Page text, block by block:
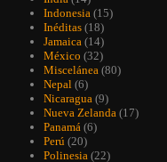
Indonesia (15)
Inéditas (18)
Jamaica (14)
México (32)
Miscelánea (80)
Nepal (6)
Nicaragua (9)
Nueva Zelanda (17)
Panamá (6)
Perú (20)
Polinesia (22)